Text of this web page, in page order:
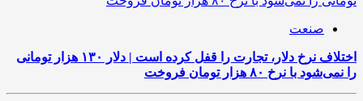
صنعت
اختلاف نرخ دلار، تجارت را قفل کرده است | دلار ۱۳۰ هزار تومانی
را نمی‌شود با نرخ ۸۰ هزار تومان فروخت